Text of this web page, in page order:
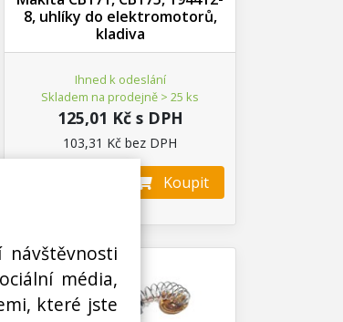
média,
které jste
8, uhlíky do elektromotorů,
kladiva
Ihned k odeslání
Skladem na prodejně > 25 ks
125,01 Kč s DPH
103,31 Kč bez DPH
Koupit